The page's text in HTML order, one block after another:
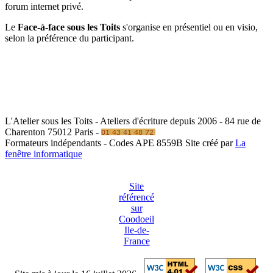
forum internet privé.
Le Face-à-face sous les Toits s'organise en présentiel ou en visio,
selon la préférence du participant.
L'Atelier sous les Toits - Ateliers d'écriture depuis 2006 - 84 rue de
Charenton 75012 Paris -
Formateurs indépendants - Codes APE 8559B Site créé parLa
fenêtre informatique
Site
référencé
sur
Coodoeil
Ile-de-
France